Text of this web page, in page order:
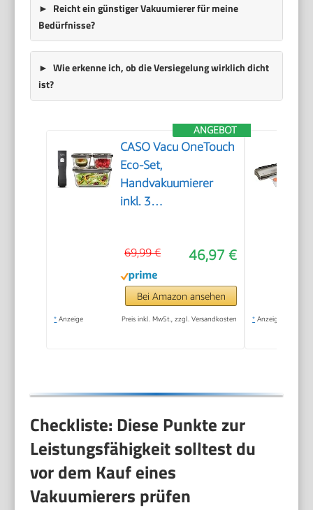
Reicht ein günstiger Vakuumierer für meine
Bedürfnisse?
Wie erkenne ich, ob die Versiegelung wirklich dicht
ist?
ANGEBOT
CASO Vacu OneTouch
Eco-Set,
Handvakuumierer
inkl. 3
und Food Manager
Sticker, kabellos, bis
zu 150 Minuten
Laufzeit, aufladbar,
46,97 €
69,99 €
Bei Amazon ansehen
* Anzeige Preis inkl. MwSt., zzgl. Versandkosten * Anzeige
Checkliste: Diese Punkte zur
Leistungsfähigkeit solltest du
vor dem Kauf eines
Vakuumierers prüfen